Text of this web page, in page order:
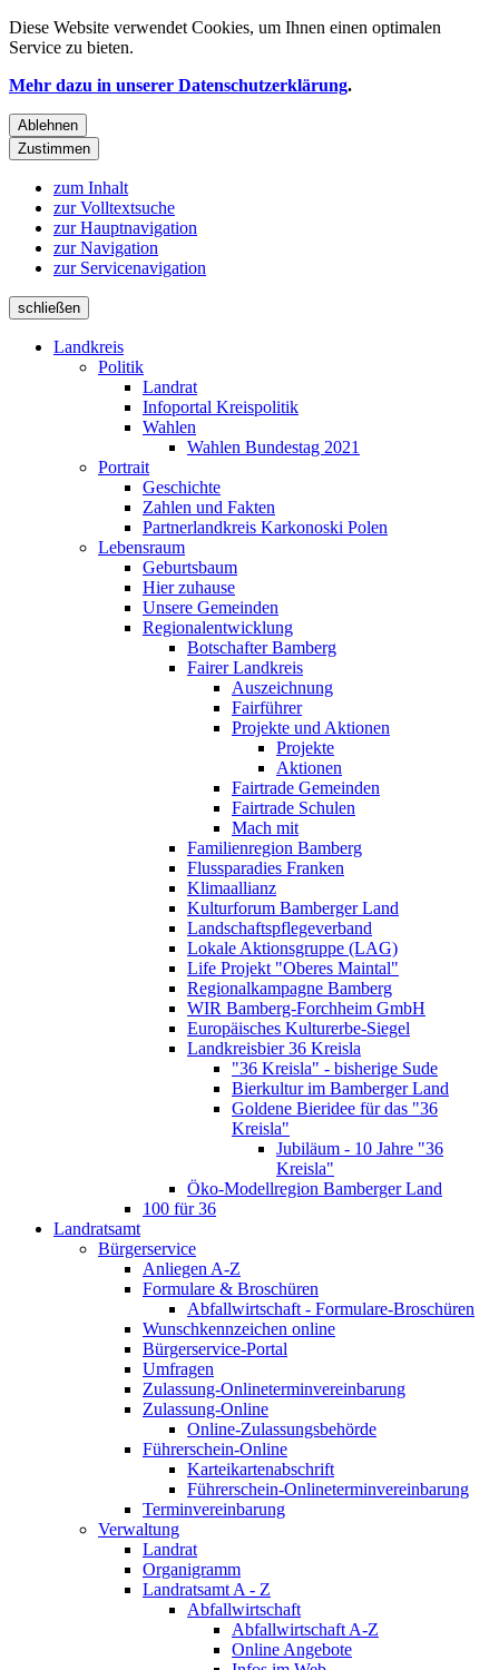
Diese Website verwendet Cookies, um Ihnen einen optimalen
Service zu bieten.
Mehr dazu in unserer Datenschutzerklärung.
Ablehnen
Zustimmen
zum Inhalt
zur Volltextsuche
zur Hauptnavigation
zur Navigation
zur Servicenavigation
schließen
Landkreis
Politik
Landrat
Infoportal Kreispolitik
Wahlen
Wahlen Bundestag 2021
Portrait
Geschichte
Zahlen und Fakten
Partnerlandkreis Karkonoski Polen
Lebensraum
Geburtsbaum
Hier zuhause
Unsere Gemeinden
Regionalentwicklung
Botschafter Bamberg
Fairer Landkreis
Auszeichnung
Fairführer
Projekte und Aktionen
Projekte
Aktionen
Fairtrade Gemeinden
Fairtrade Schulen
Mach mit
Familienregion Bamberg
Flussparadies Franken
Klimaallianz
Kulturforum Bamberger Land
Landschaftspflegeverband
Lokale Aktionsgruppe (LAG)
Life Projekt "Oberes Maintal"
Regionalkampagne Bamberg
WIR Bamberg-Forchheim GmbH
Europäisches Kulturerbe-Siegel
Landkreisbier 36 Kreisla
"36 Kreisla" - bisherige Sude
Bierkultur im Bamberger Land
Goldene Bieridee für das "36
Kreisla"
Jubiläum - 10 Jahre "36
Kreisla"
Öko-Modellregion Bamberger Land
100 für 36
Landratsamt
Bürgerservice
Anliegen A-Z
Formulare & Broschüren
Abfallwirtschaft - Formulare-Broschüren
Wunschkennzeichen online
Bürgerservice-Portal
Umfragen
Zulassung-Onlineterminvereinbarung
Zulassung-Online
Online-Zulassungsbehörde
Führerschein-Online
Karteikartenabschrift
Führerschein-Onlineterminvereinbarung
Terminvereinbarung
Verwaltung
Landrat
Organigramm
Landratsamt A - Z
Abfallwirtschaft
Abfallwirtschaft A-Z
Online Angebote